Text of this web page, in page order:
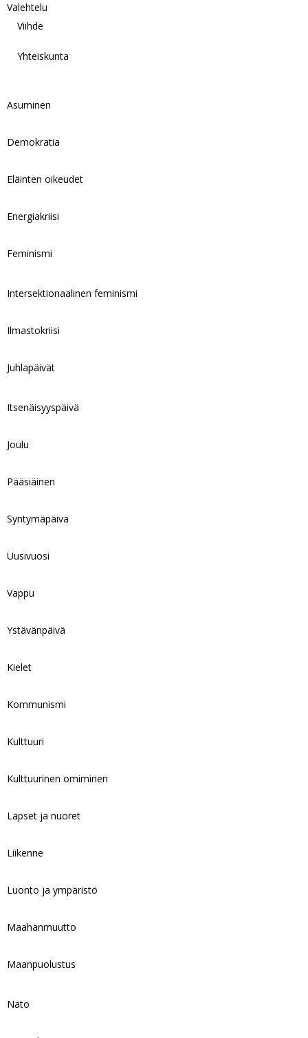
Valehtelu
Viihde
Yhteiskunta
Asuminen
Demokratia
Eläinten oikeudet
Energiakriisi
Feminismi
Intersektionaalinen feminismi
Ilmastokriisi
Juhlapäivät
Itsenäisyyspäivä
Joulu
Pääsiäinen
Syntymäpäivä
Uusivuosi
Vappu
Ystävänpäivä
Kielet
Kommunismi
Kulttuuri
Kulttuurinen omiminen
Lapset ja nuoret
Liikenne
Luonto ja ympäristö
Maahanmuutto
Maanpuolustus
Nato